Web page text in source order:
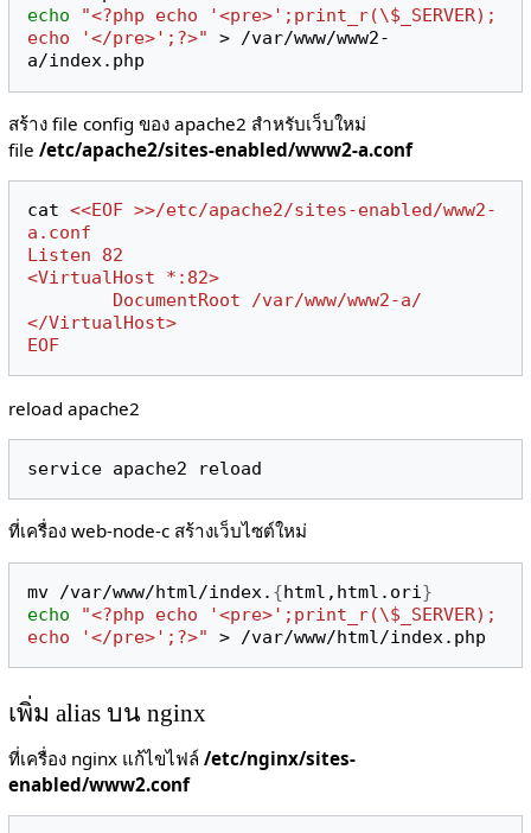
echo
"<?php echo '<pre>';print_r(\$_SERVER);
echo '</pre>';?>"
> /var/www/www2-
สร้าง file config ของ apache2 สำหรับเว็บใหม่
file /etc/apache2/sites-enabled/www2-a.conf
cat <<EOF >>/etc/apache2/sites-enabled/www2-
a.conf
Listen 82
<VirtualHost *:82>
        DocumentRoot /var/www/www2-a/
</VirtualHost>
EOF
reload apache2
ที่เครื่อง web-node-c สร้างเว็บไซต์ใหม่
mv /var/www/html/index. {html,html.ori}
echo
"<?php echo '<pre>';print_r(\$_SERVER);
echo '</pre>';?>"
เพิ่ม alias บน nginx
ที่เครื่อง nginx แก้ไขไฟล์ /etc/nginx/sites-
enabled/www2.conf